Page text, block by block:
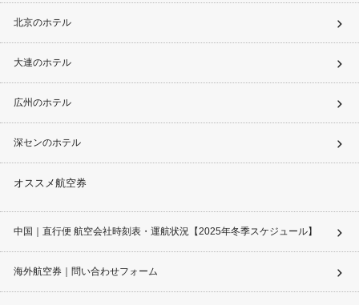
北京のホテル
大連のホテル
広州のホテル
深センのホテル
オススメ航空券
中国｜直行便 航空会社時刻表・運航状況【2025年冬季スケジュール】
海外航空券｜問い合わせフォーム